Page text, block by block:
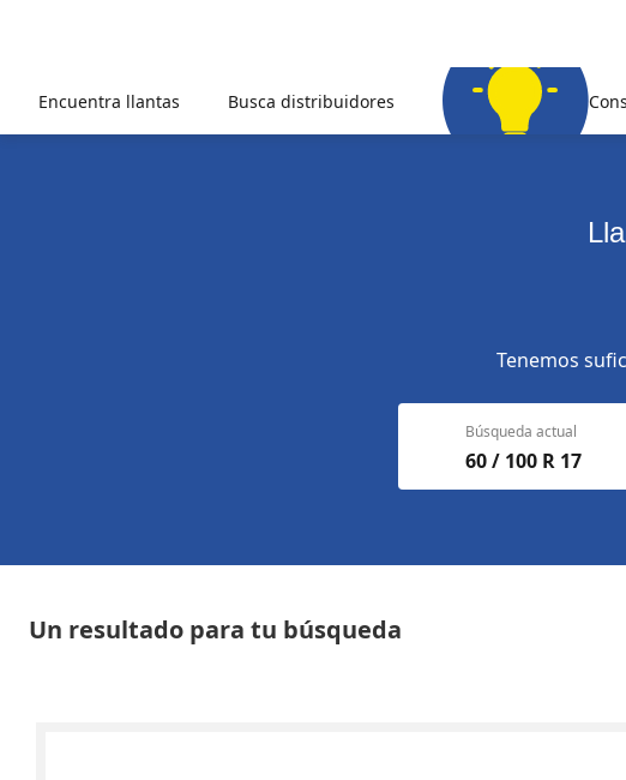
Encuentra llantas Busca distribuidores
Tenemos
Búsqueda actual
60 / 100 R 17
Un resultado para tu búsqueda